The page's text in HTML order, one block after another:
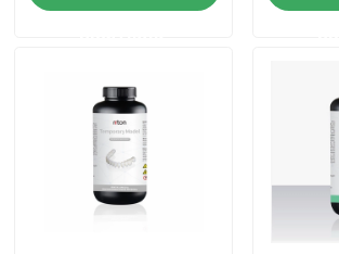
Οδοντικός τρισδιάστατος
Τρισδιάστατος εκτυπωτής SLM